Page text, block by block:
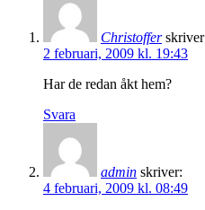
Christoffer
2 februari, 2009 kl. 19:43
Har de redan åkt hem?
Svara
admin skriver:
4 februari, 2009 kl. 08:49